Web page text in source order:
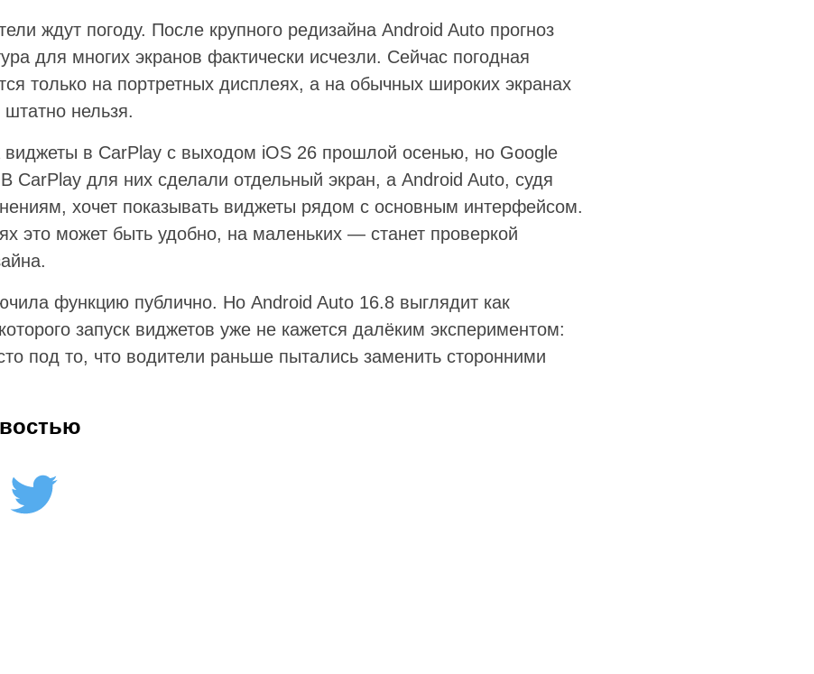
ждут погоду. После крупного редизайна Android Auto прогноз
для многих экранов фактически исчезли. Сейчас погодная
только на портретных дисплеях, а на обычных широких экранах
нельзя.
в CarPlay с выходом iOS 26 прошлой осенью, но Google
CarPlay для них сделали отдельный экран, а Android Auto, судя
хочет показывать виджеты рядом с основным интерфейсом.
это может быть удобно, на маленьких — станет проверкой
функцию публично. Но Android Auto 16.8 выглядит как
запуск виджетов уже не кажется далёким экспериментом:
под то, что водители раньше пытались заменить сторонними